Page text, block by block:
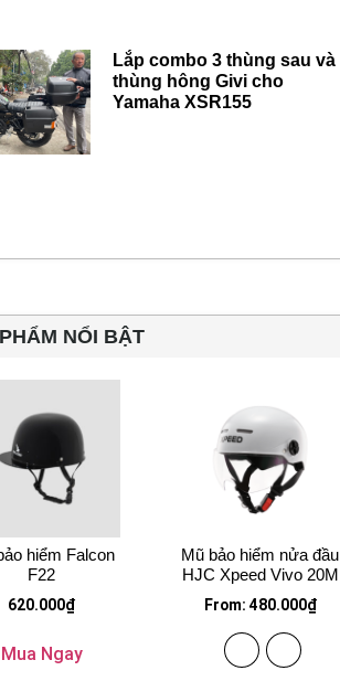
Lắp combo 3 thùng sau và
thùng hông Givi cho
Yamaha XSR155
NỔI BẬT
hiểm Falcon
F22
620.000₫
Mua Ngay
Mũ bảo hiểm nửa đầu
HJC Xpeed Vivo 20M
From: 480.000₫